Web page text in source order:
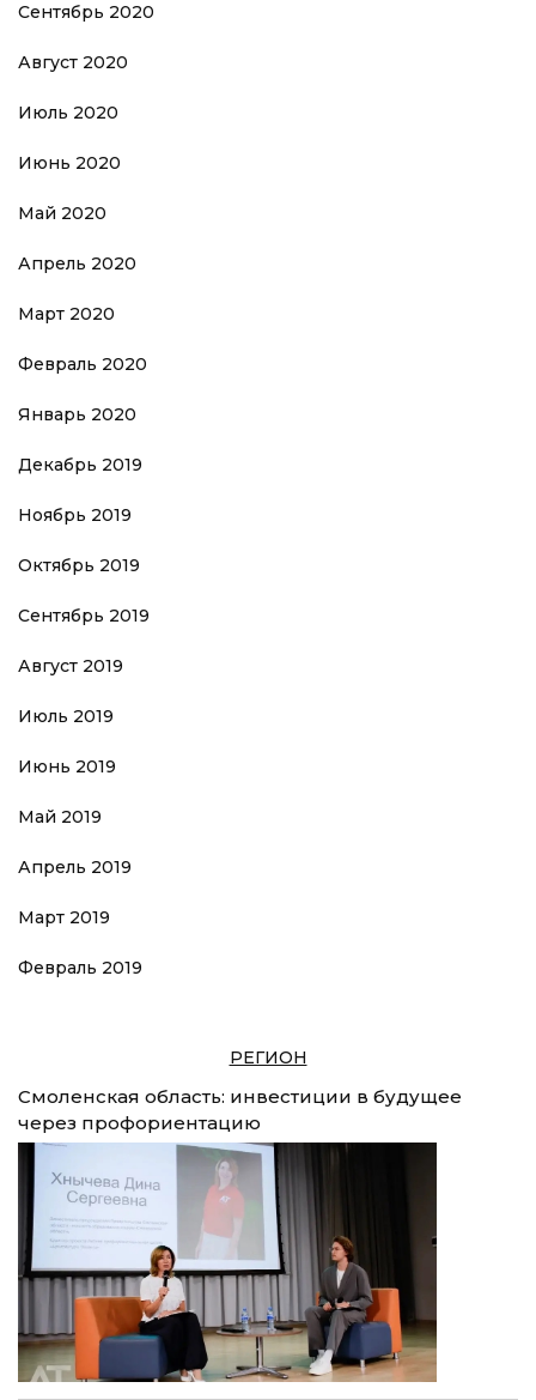
Сентябрь 2020
Август 2020
Июль 2020
Июнь 2020
Май 2020
Апрель 2020
Март 2020
Февраль 2020
Январь 2020
Декабрь 2019
Ноябрь 2019
Октябрь 2019
Сентябрь 2019
Август 2019
Июль 2019
Июнь 2019
Май 2019
Апрель 2019
Март 2019
Февраль 2019
РЕГИОН
Смоленская область: инвестиции в будущее
через профориентацию